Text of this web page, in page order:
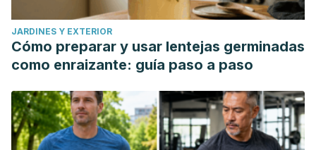
JARDINES Y EXTERIOR
Cómo preparar y usar lentejas germinadas
como enraizante: guía paso a paso